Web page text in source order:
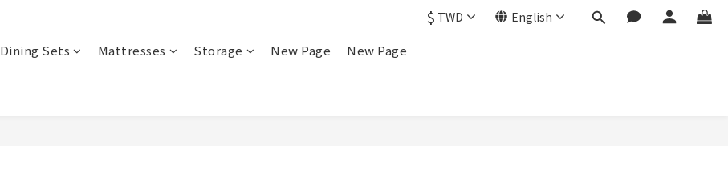
$ TWD English
Dining Sets Mattresses Storage New Page
New Page